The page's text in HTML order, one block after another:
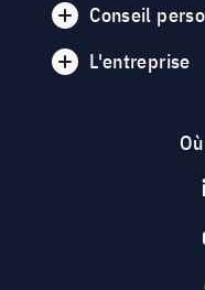
Conseil
L'entreprise